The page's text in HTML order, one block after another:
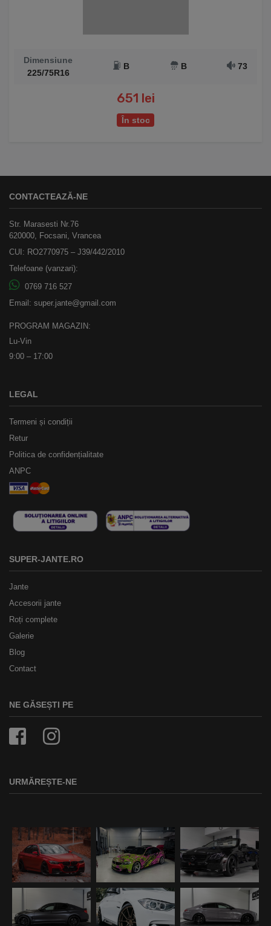
Dimensiune
225/75R16
B B 73
651 lei
În stoc
CONTACTEAZĂ-NE
Str. Marasesti Nr.76
620000, Focsani, Vrancea
CUI: RO2770975 – J39/442/2010
Telefoane (vanzari):
0769 716 527
Email: super.jante@gmail.com
PROGRAM MAGAZIN:
Lu-Vin
9:00 – 17:00
LEGAL
Termeni și condiții
Retur
Politica de confidențialitate
ANPC
SUPER-JANTE.RO
Jante
Accesorii jante
Roți complete
Galerie
Blog
Contact
NE GĂSEȘTI PE
URMĂREȘTE-NE